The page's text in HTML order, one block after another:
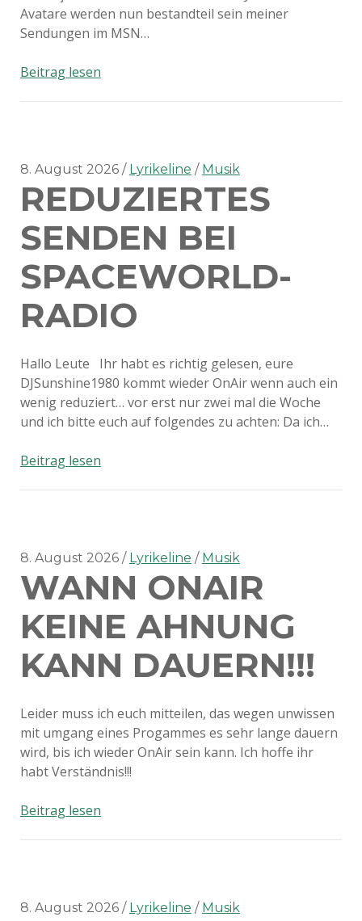
Avatare werden nun bestandteil sein meiner
Sendungen im MSN…
Beitrag lesenDJ
8. August 2026 Lyrikeline Musik
REDUZIERTES
SENDEN BEI
SPACEWORLD-
RADIO
Hallo Leute Ihr habt es richtig gelesen, eure
DJSunshine1980 kommt wieder OnAir wenn auch ein
wenig reduziert… vor erst nur zwei mal die Woche
und ich bitte euch auf folgendes zu achten: Da ich…
Beitrag lesenReduziertes
8. August 2026 Lyrikeline Musik
WANN ONAIR
KEINE AHNUNG
KANN DAUERN!!!
Leider muss ich euch mitteilen, das wegen unwissen
mit umgang eines Progammes es sehr lange dauern
wird, bis ich wieder OnAir sein kann. Ich hoffe ihr
habt Verständnis!!!
Beitrag lesenWann
dauern!!!
8. August 2026 Lyrikeline Musik